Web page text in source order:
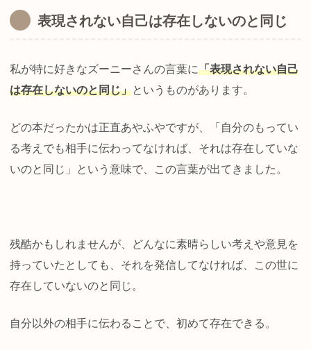
表現されない自己は存在しないのと同じ
私が特に好きなズーニーさんの言葉に「表現されない自己
は存在しないのと同じ」というものがあります。
どの本だったかは正直あやふやですが、「自分のもってい
る考えでも相手に伝わってなければ、それは存在していな
いのと同じ」という意味で、この言葉が出てきました。
残酷かもしれませんが、どんなに素晴らしい考えや意見を
持っていたとしても、それを発信してなければ、この世に
存在していないのと同じ。
自分以外の相手に伝わることで、初めて存在できる。